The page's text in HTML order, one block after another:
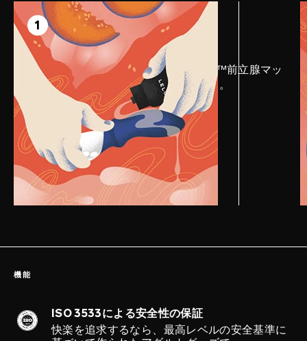
1
ステップ 1
準備
LELOパーソナルローションをLOKI™前立腺マッ
サージャーにたっぷりと使用します。
機能
ISO 3533による安全性の保証
快楽を追求するなら、最高レベルの安全基準に